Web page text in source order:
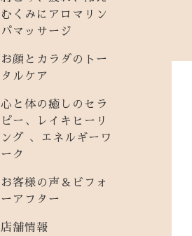
むくみにアロマリン
パマッサージ
お顔とカラダのトー
タルケア
心と体の癒しのセラ
ピー、レイキヒーリ
ング 、エネルギーワ
ーク
お客様の声＆ビフォ
ーアフター
店舗情報